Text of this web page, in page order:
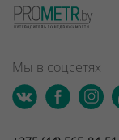
Мы в соцсетях